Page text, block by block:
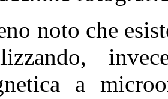
noto che
a